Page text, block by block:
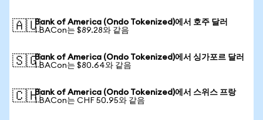
🇦🇺Bank of America (Ondo Tokenized)에서 호주 달러
1 BACon는 $89.28와 같음
🇸🇬Bank of America (Ondo Tokenized)에서 싱가포르 달러
1 BACon는 $80.64와 같음
🇨🇭Bank of America (Ondo Tokenized)에서 스위스 프랑
1 BACon는 CHF 50.95와 같음